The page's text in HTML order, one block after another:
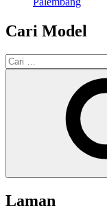
Cari Model
Pencarian
untuk:
Laman